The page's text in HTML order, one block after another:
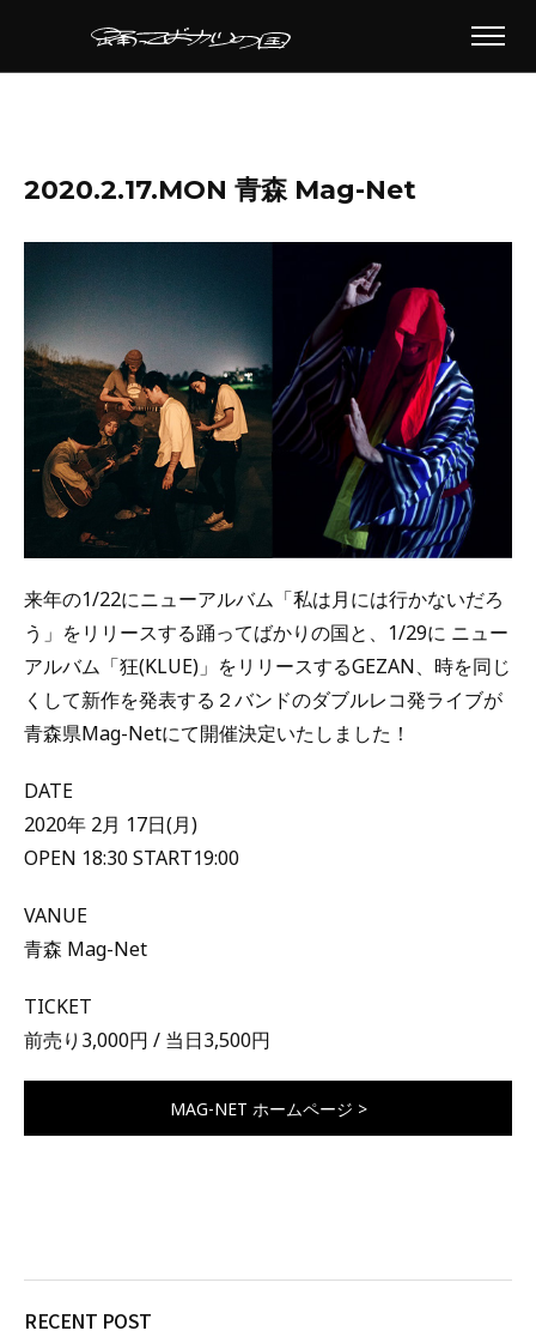
2020.2.17.MON 青森 Mag-Net
来年の1/22にニューアルバム「私は月には行かないだろ
う」をリリースする踊ってばかりの国と、1/29に ニュー
アルバム「狂(KLUE)」をリリースするGEZAN、時を同じ
くして新作を発表する２バンドのダブルレコ発ライブが
青森県Mag-Netにて開催決定いたしました！
DATE
2020年 2月 17日(月)
OPEN 18:30 START19:00
VANUE
青森 Mag-Net
TICKET
前売り3,000円 / 当日3,500円
MAG-NET ホームページ >
RECENT POST